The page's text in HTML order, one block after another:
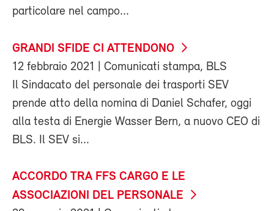
particolare nel campo...
GRANDI SFIDE CI ATTENDONO
12 febbraio 2021
| Comunicati stampa, BLS
Il Sindacato del personale dei trasporti SEV
prende atto della nomina di Daniel Schafer, oggi
alla testa di Energie Wasser Bern, a nuovo CEO di
BLS. Il SEV si...
ACCORDO TRA FFS CARGO E LE
ASSOCIAZIONI DEL PERSONALE